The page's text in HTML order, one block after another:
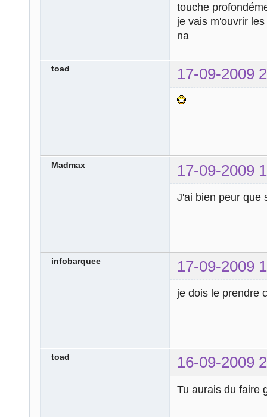
touche
je vais m'ouvrir
na
toad 17-09-2009
Madmax 17-09-2009
J'ai bien peur que
infobarquee 17-09-2009
je dois le prendre
toad 16-09-2009
Tu aurais du faire